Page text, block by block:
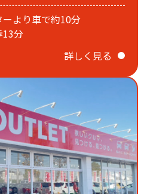
より車で約10分
13分
詳しく見る